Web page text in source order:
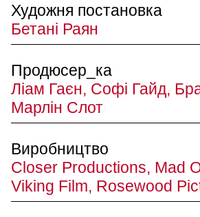
Художня постановка
Бетані Раян
Продюсер_ка
Ліам Гаєн, Софі Гайд,
Марлін Слот
Виробництво
Closer Productions, Mad
Viking Film, Rosewood